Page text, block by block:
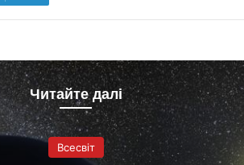
Читайте далі
Всесвіт